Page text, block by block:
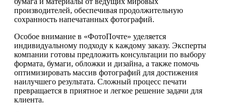
производителей, обеспечивая продолжительную
сохранность напечатанных фотографий.
Особое внимание в «ФотоПочте» уделяется
индивидуальному подходу к каждому заказу. Эксперты
компании готовы предложить консультации по выбору
формата, бумаги, обложки и дизайна, а также помочь
оптимизировать массив фотографий для достижения
наилучшего результата. Сложный процесс печати
превращается в приятное и легкое решение задачи для
клиента.